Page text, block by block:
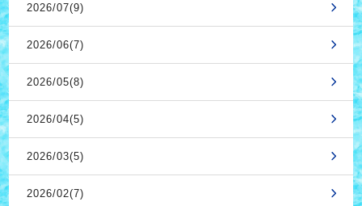
2026/07(9)
2026/06(7)
2026/05(8)
2026/04(5)
2026/03(5)
2026/02(7)